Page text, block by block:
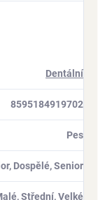
Dentální
8595184919702
Pes
Dospělé, Senior
Střední, Velké